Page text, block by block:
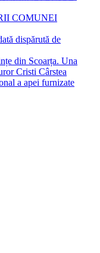
COMUNEI
dispărută de
din Scoarța. Una
Cristi Cârstea
a apei furnizate